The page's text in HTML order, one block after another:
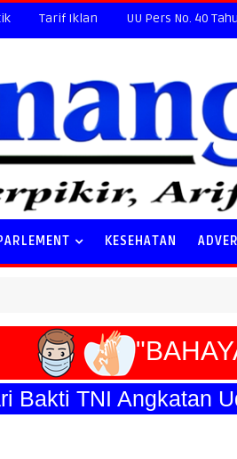
Tarif Iklan UU Pers No. 40
KESEHATAN
"BAHAYA
TNI Angkatan